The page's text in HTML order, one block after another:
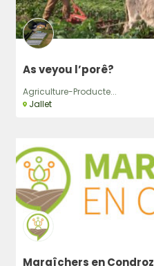
As veyou l’porê?
Agriculture-Producte...
Jallet
Maraîchers en Condroz